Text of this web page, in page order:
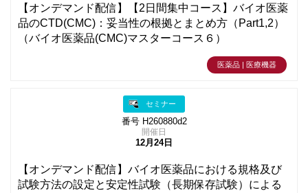
【オンデマンド配信】【2日間集中コース】バイオ医薬
品のCTD(CMC)：妥当性の根拠とまとめ方（Part1,2）
（バイオ医薬品(CMC)マスターコース６）
医薬品 | 医療機器
セミナー
番号 H260880d2
開催日
12月24日
【オンデマンド配信】バイオ医薬品における規格及び
試験方法の設定と安定性試験（長期保存試験）による